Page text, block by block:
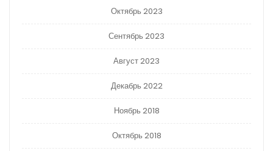
Октябрь 2023
Сентябрь 2023
Август 2023
Декабрь 2022
Ноябрь 2018
Октябрь 2018